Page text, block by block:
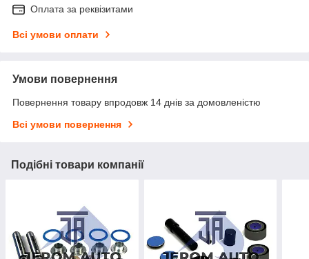
Оплата за реквізитами
Всі умови оплати
Умови повернення
Повернення товару впродовж 14 днів за домовленістю
Всі умови повернення
Подібні товари компанії